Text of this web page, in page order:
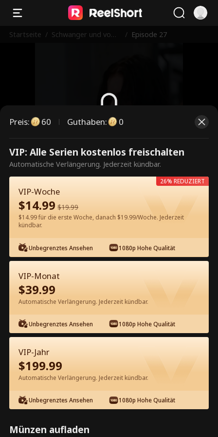
Startseite / Schwanger und vom
/ Episode 27
Dies ist eine kostenpflichtige
Episode. Bitte entsperren, um
weiterzusehen.
60Jetzt entsperren
Kostenlos in der App ansehen
Episode 27 - Schwanger und vom
Milliardär verwöhnt Kompletter Film
0-49 50-56
27 28 30 31
Preis: 60 Guthaben: 0
VIP: Alle Serien kostenlos freischalten
Automatische Verlängerung. Jederzeit kündbar.
VIP-Woche
$14.99 $19.99
$14.99 für die erste Woche, danach $19.99/Woche. Jederzeit
kündbar.
Unbegrenztes Ansehen 1080p Hohe Qualität
26% REDUZIERT
VIP-Monat
$39.99
Automatische Verlängerung. Jederzeit kündbar.
Unbegrenztes Ansehen 1080p Hohe Qualität
VIP-Jahr
$199.99
Automatische Verlängerung. Jederzeit kündbar.
Unbegrenztes Ansehen 1080p Hohe Qualität
Münzen aufladen